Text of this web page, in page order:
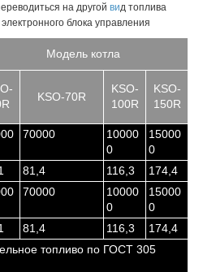
на другой вид топлива
блока управления
Модель котла
KSO-70R
KSO-
100R
KSO-
150R
70000
10000
0
15000
0
81,4 116,3
174,4
70000
10000
0
15000
0
81,4 116,3
174,4
топливо по ГОСТ 305